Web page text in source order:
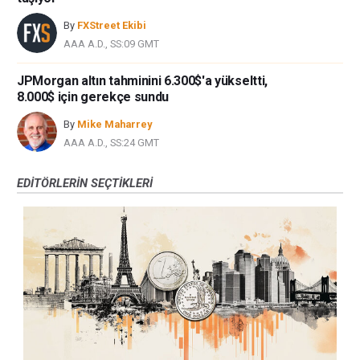
bilgilerin kullanımı nedeniyle doğrudan yada dolaylı olarak ortaya
çıkabilecek herhangi bir kar kaybı herhangi bir sınırlama olmaksızın
herhangi bir kayıp ya da hasar için sorumluluk kabul etmemektedir.
By FXStreet Ekibi
AAA A.D., SS:09 GMT
JPMorgan altın tahminini 6.300$'a yükseltti,
8.000$ için gerekçe sundu
By Mike Maharrey
AAA A.D., SS:24 GMT
EDITÖRLERIN SEÇTIKLERI